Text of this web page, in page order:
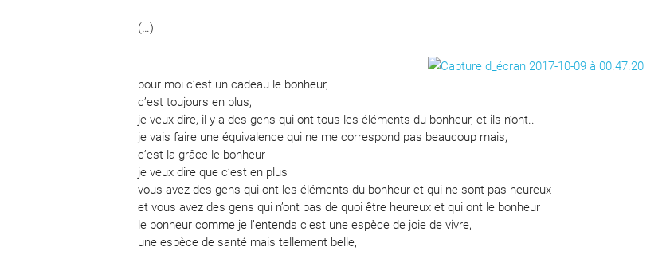
(…)
pour moi c’est un cadeau le bonheur,
c’est toujours en plus,
je veux dire, il y a des gens qui ont tous les éléments du bonheur, et ils n’ont..
je vais faire une équivalence qui ne me correspond pas beaucoup mais,
c’est la grâce le bonheur
je veux dire que c’est en plus
vous avez des gens qui ont les éléments du bonheur et qui ne sont pas heureux
et vous avez des gens qui n’ont pas de quoi être heureux et qui ont le bonheur
le bonheur comme je l’entends c’est une espèce de joie de vivre,
une espèce de santé mais tellement belle,